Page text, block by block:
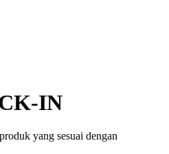
IN
yang sesuai dengan